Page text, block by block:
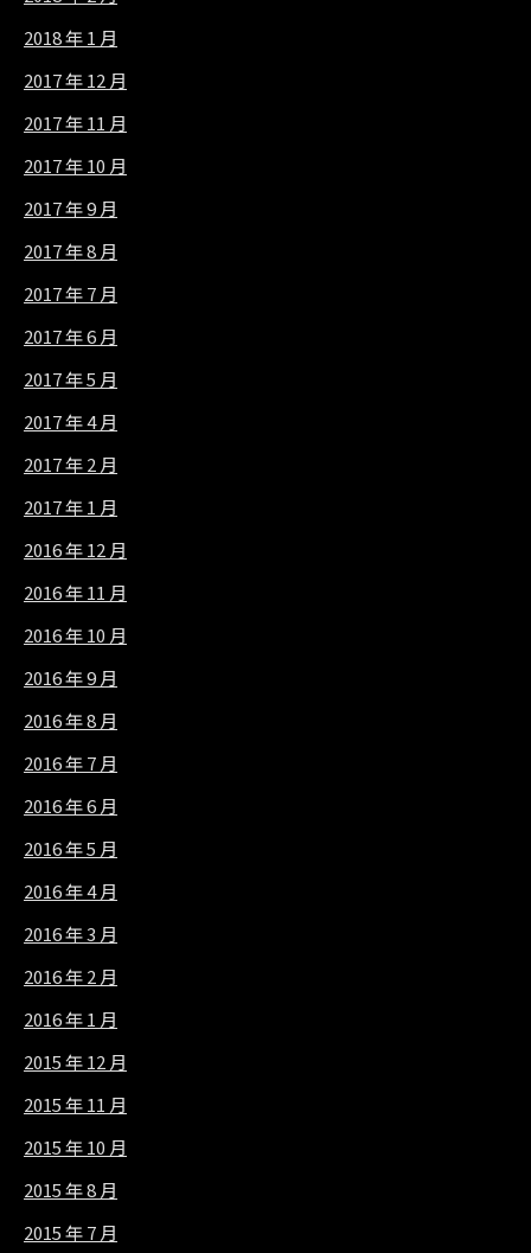
2018 年 1 月
2017 年 12 月
2017 年 11 月
2017 年 10 月
2017 年 9 月
2017 年 8 月
2017 年 7 月
2017 年 6 月
2017 年 5 月
2017 年 4 月
2017 年 2 月
2017 年 1 月
2016 年 12 月
2016 年 11 月
2016 年 10 月
2016 年 9 月
2016 年 8 月
2016 年 7 月
2016 年 6 月
2016 年 5 月
2016 年 4 月
2016 年 3 月
2016 年 2 月
2016 年 1 月
2015 年 12 月
2015 年 11 月
2015 年 10 月
2015 年 8 月
2015 年 7 月